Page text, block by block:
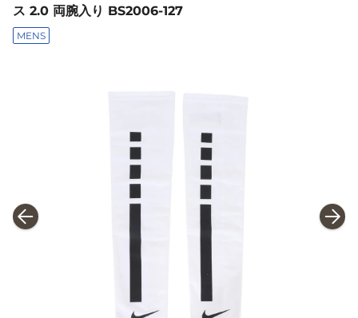
ス 2.0 両腕入り BS2006-127
MENS